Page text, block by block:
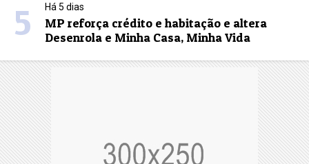
5 Há 5 dias
MP reforça crédito e habitação e altera
Desenrola e Minha Casa, Minha Vida